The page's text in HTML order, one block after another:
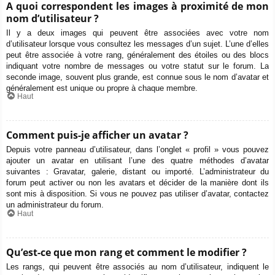
A quoi correspondent les images à proximité de mon
nom d’utilisateur ?
Il y a deux images qui peuvent être associées avec votre nom
d’utilisateur lorsque vous consultez les messages d’un sujet. L’une d’elles
peut être associée à votre rang, généralement des étoiles ou des blocs
indiquant votre nombre de messages ou votre statut sur le forum. La
seconde image, souvent plus grande, est connue sous le nom d’avatar et
généralement est unique ou propre à chaque membre.
Haut
Comment puis-je afficher un avatar ?
Depuis votre panneau d’utilisateur, dans l’onglet « profil » vous pouvez
ajouter un avatar en utilisant l’une des quatre méthodes d’avatar
suivantes : Gravatar, galerie, distant ou importé. L’administrateur du
forum peut activer ou non les avatars et décider de la manière dont ils
sont mis à disposition. Si vous ne pouvez pas utiliser d’avatar, contactez
un administrateur du forum.
Haut
Qu’est-ce que mon rang et comment le modifier ?
Les rangs, qui peuvent être associés au nom d’utilisateur, indiquent le